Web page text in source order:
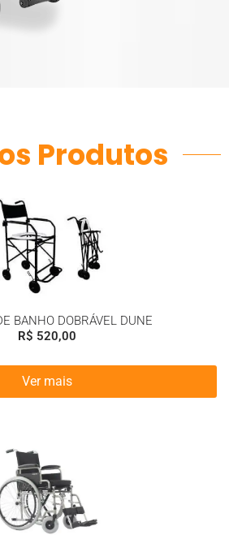
Produtos
BANHO DOBRÁVEL DUNE
R$ 520,00
Ver mais